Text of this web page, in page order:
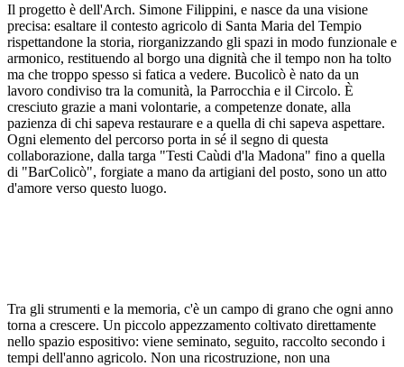
Il progetto è dell'Arch. Simone Filippini, e nasce da una visione
precisa: esaltare il contesto agricolo di Santa Maria del Tempio
rispettandone la storia, riorganizzando gli spazi in modo funzionale e
armonico, restituendo al borgo una dignità che il tempo non ha tolto
ma che troppo spesso si fatica a vedere. Bucolicò è nato da un
lavoro condiviso tra la comunità, la Parrocchia e il Circolo. È
cresciuto grazie a mani volontarie, a competenze donate, alla
pazienza di chi sapeva restaurare e a quella di chi sapeva aspettare.
Ogni elemento del percorso porta in sé il segno di questa
collaborazione, dalla targa "Testi Caùdi d'la Madona" fino a quella
di "BarColicò", forgiate a mano da artigiani del posto, sono un atto
d'amore verso questo luogo.
Tra gli strumenti e la memoria, c'è un campo di grano che ogni anno
torna a crescere. Un piccolo appezzamento coltivato direttamente
nello spazio espositivo: viene seminato, seguito, raccolto secondo i
tempi dell'anno agricolo. Non una ricostruzione, non una